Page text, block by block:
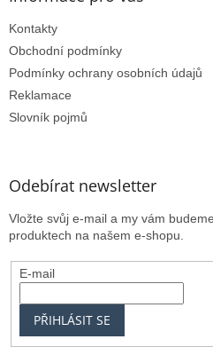
Kontakty
Obchodní podmínky
Podmínky ochrany osobních údajů
Reklamace
Slovník pojmů
Odebírat newsletter
Vložte svůj e-mail a my vám
produktech na našem e-shopu.
E-mail
PŘIHLÁSIT SE